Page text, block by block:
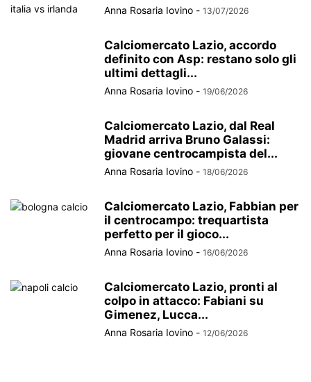
Anna Rosaria Iovino - 13/07/2026
Calciomercato Lazio, accordo
definito con Asp: restano solo gli
ultimi dettagli...
Anna Rosaria Iovino - 19/06/2026
Calciomercato Lazio, dal Real
Madrid arriva Bruno Galassi:
giovane centrocampista del...
Anna Rosaria Iovino - 18/06/2026
Calciomercato Lazio, Fabbian per
il centrocampo: trequartista
perfetto per il gioco...
Anna Rosaria Iovino - 16/06/2026
Calciomercato Lazio, pronti al
colpo in attacco: Fabiani su
Gimenez, Lucca...
Anna Rosaria Iovino - 12/06/2026